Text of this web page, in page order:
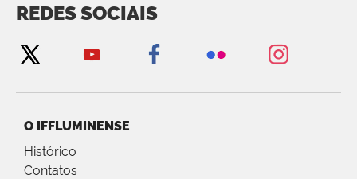
REDES SOCIAIS
O IFFLUMINENSE
Histórico
Contatos